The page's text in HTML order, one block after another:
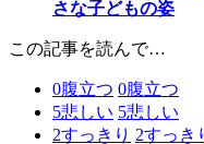
さな子どもの姿
この記事を読んで…
0腹立つ 0腹立つ
5悲しい 5悲しい
2すっきり 2すっき